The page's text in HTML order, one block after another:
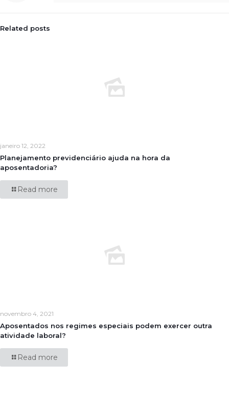
Related posts
janeiro 12, 2022
Planejamento previdenciário ajuda na hora da
aposentadoria?
Read more
novembro 4, 2021
Aposentados nos regimes especiais podem exercer outra
atividade laboral?
Read more